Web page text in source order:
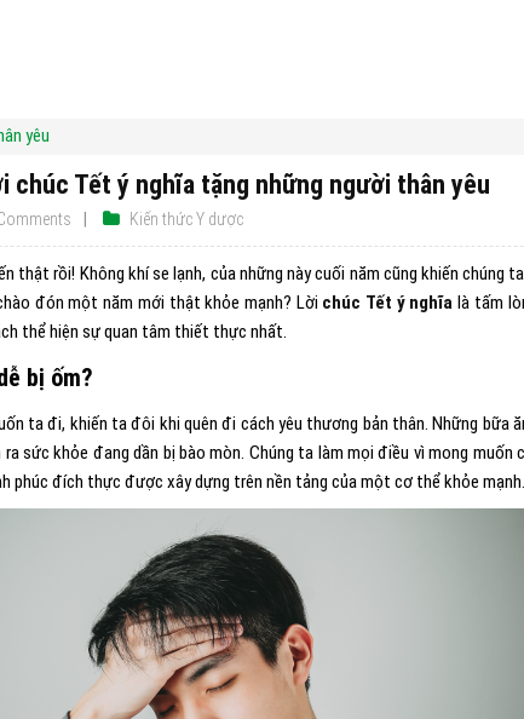
yêu
chúc Tết ý nghĩa tặng những người thân yêu
Kiến thức Y dược
thật rồi! Không khí se lạnh, của những này cuối năm cũng khiến chúng
đón một năm mới thật khỏe mạnh? Lời chúc Tết ý nghĩa là tấm
thể hiện sự quan tâm thiết thực nhất.
bị ốm?
ta đi, khiến ta đôi khi quên đi cách yêu thương bản thân. Những bữa
sức khỏe đang dần bị bào mòn. Chúng ta làm mọi điều vì mong muốn
phúc đích thực được xây dựng trên nền tảng của một cơ thể khỏe mạnh.